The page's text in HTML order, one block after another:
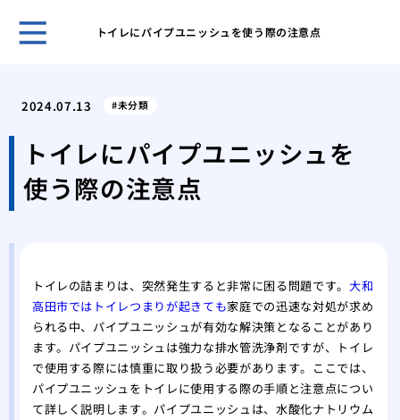
トイレにパイプユニッシュを使う際の注意点
高
2024.07.13 未分類
トイレにパイプユニッシュを
使う際の注意点
トイレの詰まりは、突然発生すると非常に困る問題です。 大和
高田市ではトイレつまりが起きても家庭での迅速な対処が求め
られる中、パイプユニッシュが有効な解決策となることがあり
ます。パイプユニッシュは強力な排水管洗浄剤ですが、トイレ
で使用する際には慎重に取り扱う必要があります。ここでは、
パイプユニッシュをトイレに使用する際の手順と注意点につい
て詳しく説明します。パイプユニッシュは、水酸化ナトリウム